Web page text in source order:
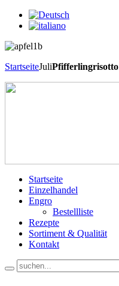
StartseiteJuliPfifferlingrisotto
Startseite
Einzelhandel
Engro
Bestellliste
Rezepte
Sortiment & Qualität
Kontakt